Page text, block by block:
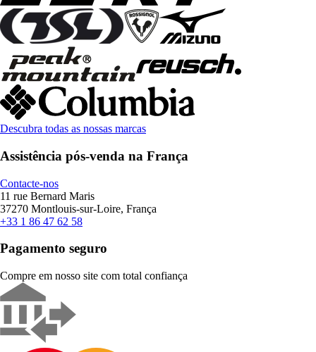
Descubra todas as nossas marcas
Assistência pós-venda na França
Contacte-nos
11 rue Bernard Maris
37270 Montlouis-sur-Loire, França
+33 1 86 47 62 58
Pagamento seguro
Compre em nosso site com total confiança